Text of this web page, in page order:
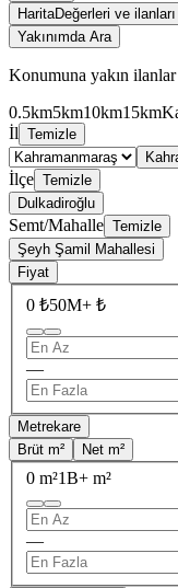
HaritaDeğerleri ve
Yakınımda Ara
Konumuna yakın
0.5km5km10km15km
İl Temizle
İlçe Temizle
Dulkadiroğlu
Semt/Mahalle Temizle
Şeyh Şamil Mahallesi
Fiyat
0 ₺50M+ ₺
—
Metrekare
Brüt m²
Net m²
0 m²1B+ m²
—